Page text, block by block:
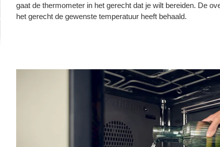
gaat de thermometer in het gerecht dat je wilt bereiden. De
het gerecht de gewenste temperatuur heeft behaald.